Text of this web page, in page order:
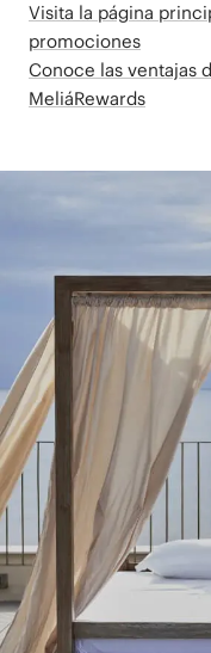
Visita la página
promociones
Conoce las ventajas
MeliáRewards